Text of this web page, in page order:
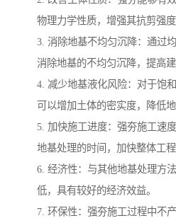
物理力学性质，增强其抗剪强度
3. 消除地基不均匀沉降：通过
消除地基的不均匀沉降，提高
4. 减少地基液化风险：对于饱
可以增加土体的密实度，降低
5. 加快施工进度：强夯施工速
地基处理的时间，加快整体工程
6. 经济性：与其他地基处理方
低，具有较好的经济效益。
7. 环保性：强夯施工过程中不